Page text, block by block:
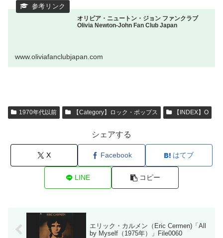
オリビア・ニュートン・ジョン ファンクラブ
Olivia Newton-John Fan Club Japan
www.oliviafanclubjapan.com
1970年代以前 【Category】ロック・ポップス 【INDEX】O
シェアする
X Facebook はてブ
LINE コピー
エリック・カルメン（Eric Cermen)「All
by Myself（1975年）」File0060